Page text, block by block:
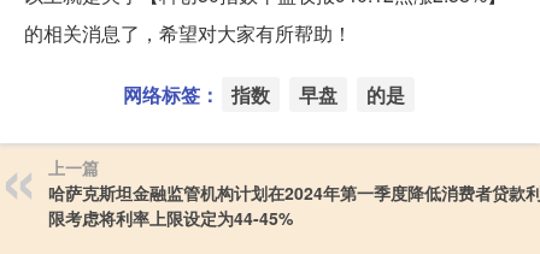
的相关消息了，希望对大家有所帮助！
网络标签： 指数 早盘 的是
上一篇
哈萨克斯坦金融监管机构计划在2024年第一季度降低消费者贷款
限考虑将利率上限设定为44-45%